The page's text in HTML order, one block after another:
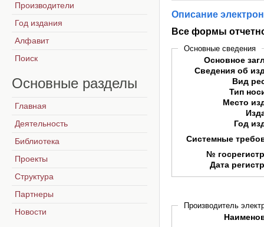
Описание
Все формы
Основные сведения
Основное
Сведения об
Вид
Тип
Место
Год
Системные
№
Дата
Производитель
Производители
Год издания
Алфавит
Поиск
Основные разделы
Главная
Деятельность
Библиотека
Проекты
Структура
Партнеры
Новости